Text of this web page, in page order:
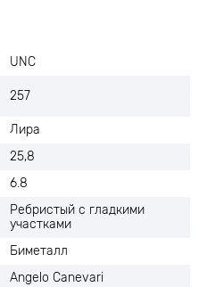
UNC
257
Лира
25,8
6.8
Ребристый с гладкими
участками
Биметалл
Angelo Canevari